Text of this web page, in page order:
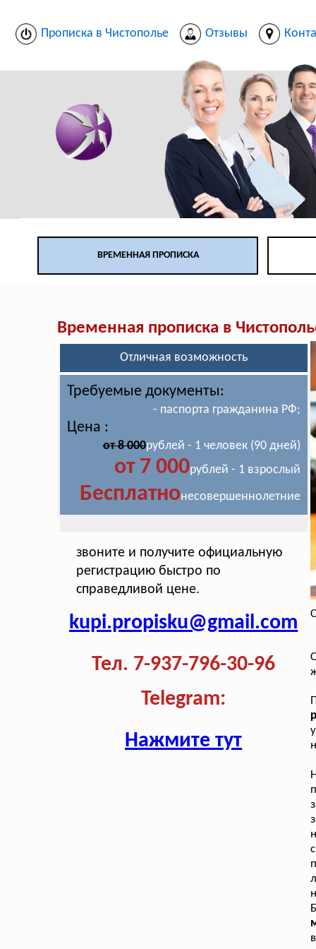
Прописка в Чистополье Отзывы
ВРЕМЕННАЯ ПРОПИСКА
Временная прописка в
Отличная возможность
Требуемые документы:
- паспорта гражданина РФ;
Цена :
от 8 000рублей - 1 человек (90 дней)
от 7 000рублей - 1 взрослый
Бесплатнонесовершеннолетние
звоните и получите официальную
регистрацию быстро по
справедливой цене.
kupi.propisku@gmail.com
Тел. 7-937-796-30-96
Telegram:
Нажмите тут